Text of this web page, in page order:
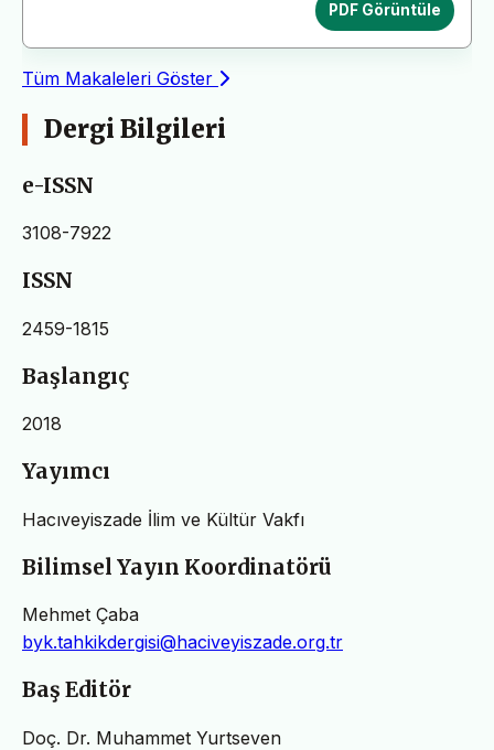
PDF Görüntüle
Tüm Makaleleri Göster
Dergi Bilgileri
e-ISSN
3108-7922
ISSN
2459-1815
Başlangıç
2018
Yayımcı
Hacıveyiszade İlim ve Kültür Vakfı
Bilimsel Yayın Koordinatörü
Mehmet Çaba
byk.tahkikdergisi@haciveyiszade.org.tr
Baş Editör
Doç. Dr. Muhammet Yurtseven